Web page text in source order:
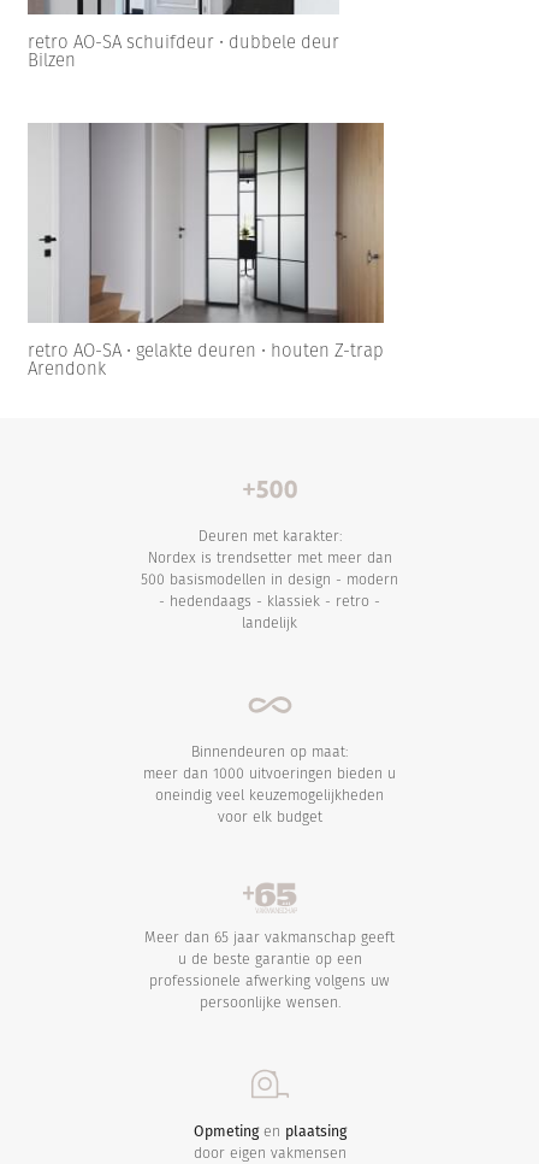
retro AO-SA schuifdeur • dubbele deur
Bilzen
retro AO-SA • gelakte deuren • houten Z-trap
Arendonk
Deuren met karakter:
Nordex is trendsetter met meer dan
500 basismodellen in design - modern
- hedendaags - klassiek - retro -
landelijk
Binnendeuren op maat:
meer dan 1000 uitvoeringen bieden u
oneindig veel keuzemogelijkheden
voor elk budget
Meer dan 65 jaar vakmanschap geeft
u de beste garantie op een
professionele afwerking volgens uw
persoonlijke wensen.
Opmetingen plaatsing
door eigen vakmensen